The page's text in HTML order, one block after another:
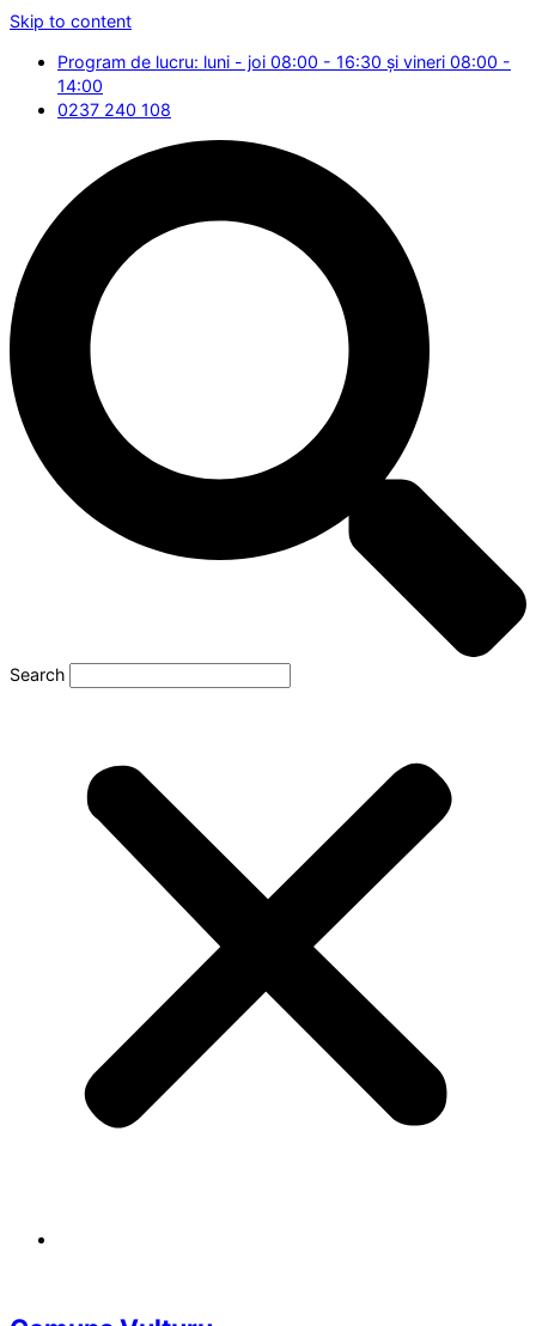
Skip to content
Program de lucru: luni - joi 08:00 - 16:30 și vineri 08:00 -
14:00
0237 240 108
Search